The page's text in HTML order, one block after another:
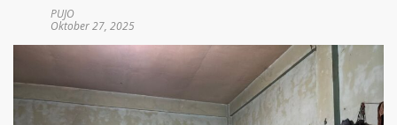
PUJO
Oktober 27, 2025